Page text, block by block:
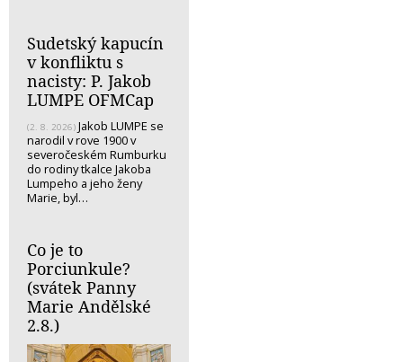
Sudetský kapucín
v konfliktu s
nacisty: P. Jakob
LUMPE OFMCap
(2. 8. 2026) Jakob LUMPE se
narodil v rove 1900 v
severočeském Rumburku
do rodiny tkalce Jakoba
Lumpeho a jeho ženy
Marie, byl…
Co je to
Porciunkule?
(svátek Panny
Marie Andělské
2.8.)